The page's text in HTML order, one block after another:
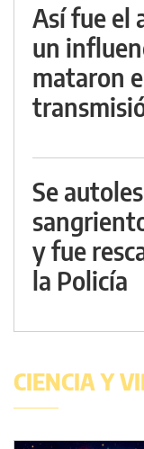
Así fue el
un
mataron
Se
y fue
la Policía
CIENCIA Y